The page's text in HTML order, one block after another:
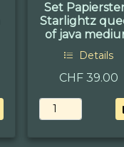
Set
Starlightz
of java
Details
CHF 39.00